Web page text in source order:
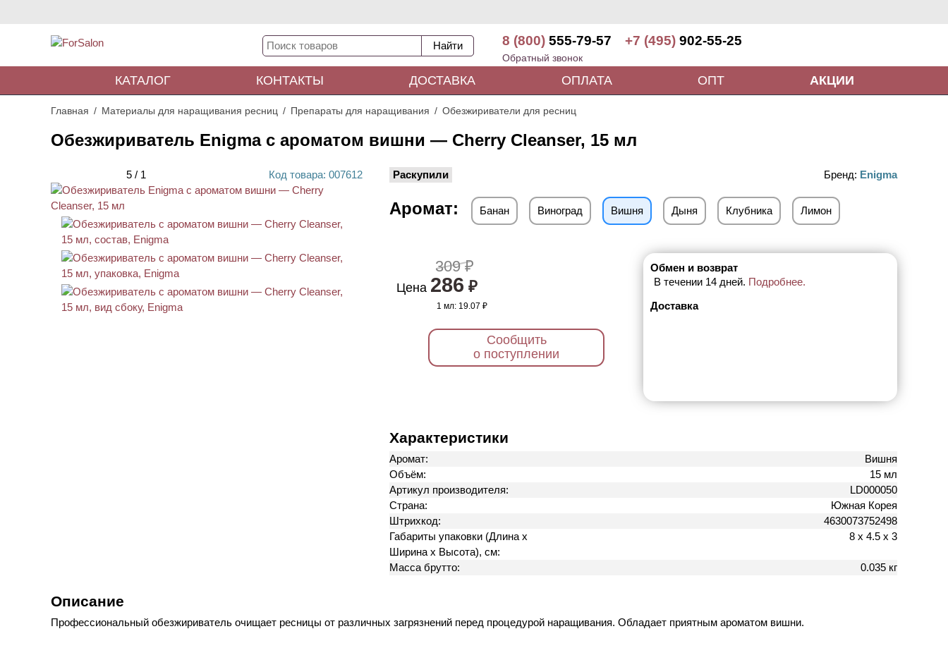
8 (800) 555-79-57 +7 (495) 902-55-25
Обратный звонок
КАТАЛОГ КОНТАКТЫ ДОСТАВКА ОПЛАТА ОПТ АКЦИИ
Главная Материалы для наращивания ресниц Препараты для наращивания Обезжириватели для ресниц
Обезжириватель Enigma с ароматом вишни — Cherry Cleanser, 15 мл
5 / 1 Код товара: 007612 Раскупили Бренд: Enigma
Аромат: Банан Виноград Вишня Дыня Клубника Лимон
309 ₽
Цена 286 ₽
1 мл: 19.07 ₽
Сообщить
о поступлении
Обмен и возврат
В течении 14 дней. Подробнее.
Доставка
Характеристики
Аромат:
Вишня
Объём:
15 мл
Артикул производителя:
LD000050
Страна:
Южная Корея
Штрихкод:
4630073752498
Габариты упаковки (Длина х
Ширина х Высота), см:
8 х 4.5 х 3
Масса брутто: 0.035 кг
Описание
Профессиональный обезжириватель очищает ресницы от различных загрязнений перед процедурой наращивания. Обладает приятным ароматом вишни.